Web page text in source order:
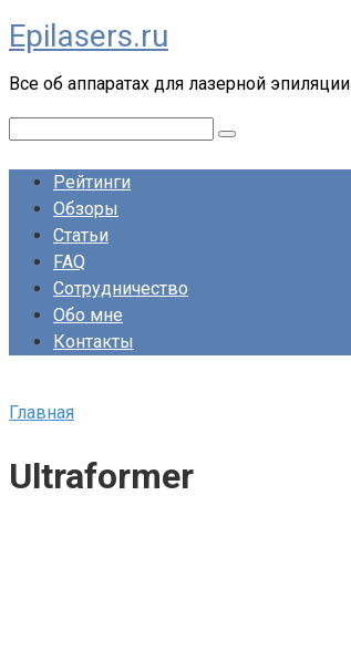
Перейти
к
контенту
Epilasers.ru
Все об аппаратах для лазерной эпиляции
Рейтинги
Обзоры
Статьи
FAQ
Сотрудничество
Обо мне
Контакты
Главная
Ultraformer